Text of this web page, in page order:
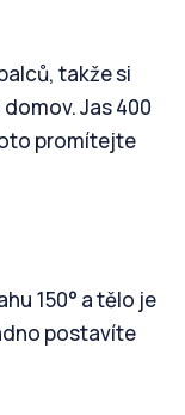
takže si
Jas 400
promítejte
150° a tělo je
postavíte